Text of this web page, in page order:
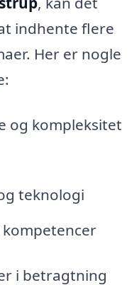
indhente flere
Her er nogle
og kompleksitet
teknologi
i betragtning